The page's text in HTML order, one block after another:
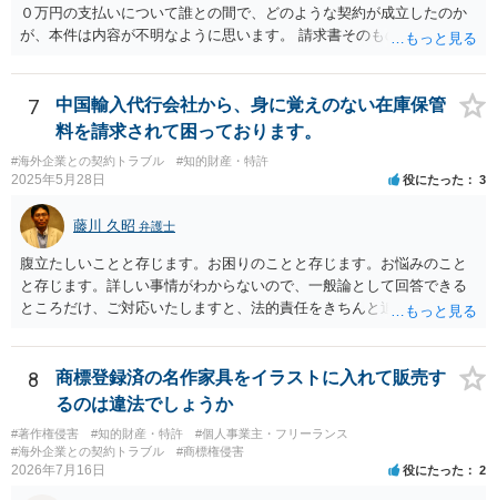
０万円の支払いについて誰との間で、どのような契約が成立したのか
が、本件は内容が不明なように思います。 請求書そのものは、エージ
学学校とあなたとの間に、語学留学（をさせる準委任とも呼べる）契
約が成立したように思います。 ６０万円の位置付けですが、日本で
は、授業が実際に提供されていない以上、全額返還されるべきものと
言いやすい状況にあります（学納金判決）。 しかし、海外の学校での
授業となると、日本と同等に考えていいのか疑義が生じます。 たしか
に、海外の学校のルール等によって、学費の支払い時期やその取扱い
について日本と異なるルールが適用されている可能性があるからで
す。 https://www.cao.go.jp/consumer/doc/101126_shiryou3-2.pdf ４
頁（４）参照 そのため、違約金条項が設けられていなくても、すでに
一定の金員を語学学校側が負担する必要が生じている場合、語学学校
側が、 民法６５０条・656条の規定で、委任事務を処理するのに必要
と認められる費用・債務を負担したとして、費用償還をあなたに行う
可能性は排除しきれないと思われます。 そのため、１の回答として
は、ただちに支払うと明言する必要はありませんが、理屈付けによっ
てあなたに、費用償還を請求する可能性は排斥できないように思いま
す。 ２・次にエージェントに説明義務があるかどうかですか。まず、
エージェントとあなたの間に仲介契約等、何等かの契約が存在してい
なければ 債務不履行責任は問えません。残るは不法行為責任となりま
すが、語学留学の中途キャンセルで費用が発生することを、エージェ
7
中国輸入代行会社から、身に覚えのない在庫保管
料を請求されて困っております。
#海外企業との契約トラブル #知的財産・特許
2025年5月28日 役にたった 3
藤川 久昭 弁護士
腹立たしいことと存じます。お困りのことと存じます。お悩みのこと
と存じます。詳しい事情がわからないので、一般論として回答できる
ところだけ、ご対応いたしますと、法的責任をきちんと追及されたい
に分析してもらい、今後の対応を検討するべきです。弁護士への直接
相談が良いと思います。なぜならば、法的にきちんと解明するため
に、良い知恵を得るには必要だからです。良い解決になりますよう祈
念しております。納得のいかないことは徹底的に解明しましょう！
8
商標登録済の名作家具をイラストに入れて販売す
るのは違法でしょうか
#著作権侵害 #知的財産・特許
#個人事業主・フリーランス
#海外企業との契約トラブル
#商標権侵害
2026年7月16日 役にたった 2